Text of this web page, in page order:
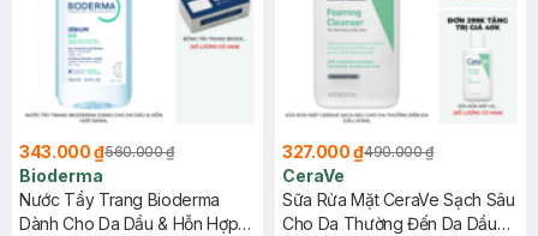
343.000 ₫560.000 ₫
Bioderma
Nước Tẩy Trang Bioderma
Dành Cho Da Dầu & Hỗn Hợp
327.000 ₫490.000 ₫
CeraVe
Sữa Rửa Mặt CeraVe Sạch Sâu
Cho Da Thường Đến Da Dầu